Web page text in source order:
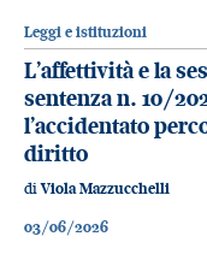
Leggi e istituzioni
L’affettività e la
sentenza n. 10/
l’accidentato
diritto
diViola Mazzucchelli
03/06/2026